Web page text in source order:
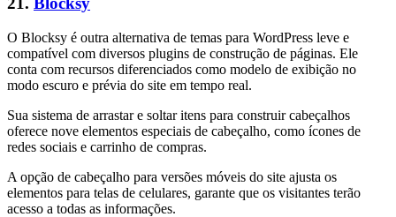
O Blocksy é outra alternativa de temas para WordPress leve e
compatível com diversos plugins de construção de páginas. Ele
conta com recursos diferenciados como modelo de exibição no
modo escuro e prévia do site em tempo real.
Sua sistema de arrastar e soltar itens para construir cabeçalhos
oferece nove elementos especiais de cabeçalho, como ícones de
redes sociais e carrinho de compras.
A opção de cabeçalho para versões móveis do site ajusta os
elementos para telas de celulares, garante que os visitantes terão
acesso a todas as informações.